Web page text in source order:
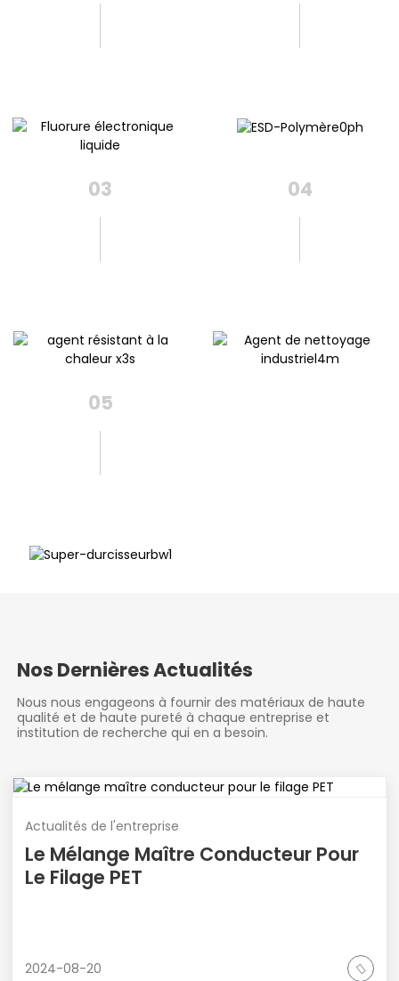
03 04
05
Nos Dernières Actualités
Nous nous engageons à fournir des matériaux de haute
qualité et de haute pureté à chaque entreprise et
institution de recherche qui en a besoin.
Actualités de l'entreprise
Le Mélange Maître Conducteur Pour
Le Filage PET
2024-08-20